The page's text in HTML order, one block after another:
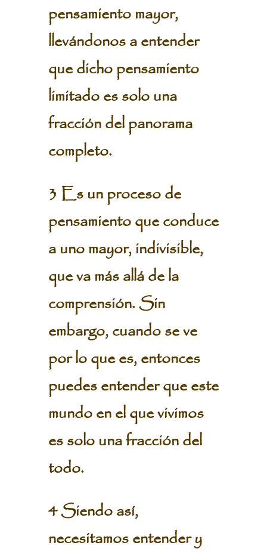
pensamiento mayor,
llevándonos a entender
que dicho pensamiento
limitado es solo una
fracción del panorama
completo.
3 Es un proceso de
pensamiento que conduce
a uno mayor, indivisible,
que va más allá de la
comprensión. Sin
embargo, cuando se ve
por lo que es, entonces
puedes entender que este
mundo en el que vivimos
es solo una fracción del
todo.
4 Siendo así,
necesitamos entender y